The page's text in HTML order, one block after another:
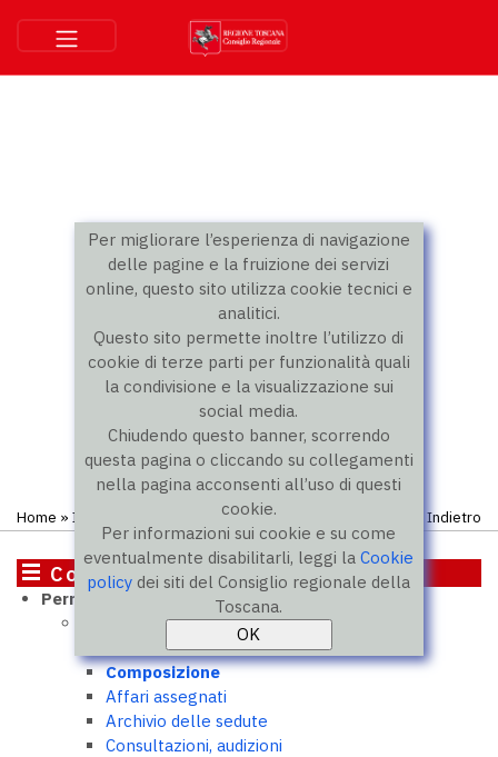
Per migliorare l’esperienza di navigazione
delle pagine e la fruizione dei servizi
online, questo sito utilizza cookie tecnici e
analitici.
Questo sito permette inoltre l’utilizzo di
cookie di terze parti per funzionalità quali
la condivisione e la visualizzazione sui
social media.
Chiudendo questo banner, scorrendo
questa pagina o cliccando su collegamenti
nella pagina acconsenti all’uso di questi
cookie.
Per informazioni sui cookie e su come
eventualmente disabilitarli, leggi laCookie
policy dei siti del Consiglio regionale della
Toscana.
Home » Il Consiglio Commissioni» Prima commissione Indietro
Commissioni
Permanenti
Prima Affari istituzionali, programmazione e
Composizione
Affari assegnati
Archivio delle sedute
Consultazioni, audizioni